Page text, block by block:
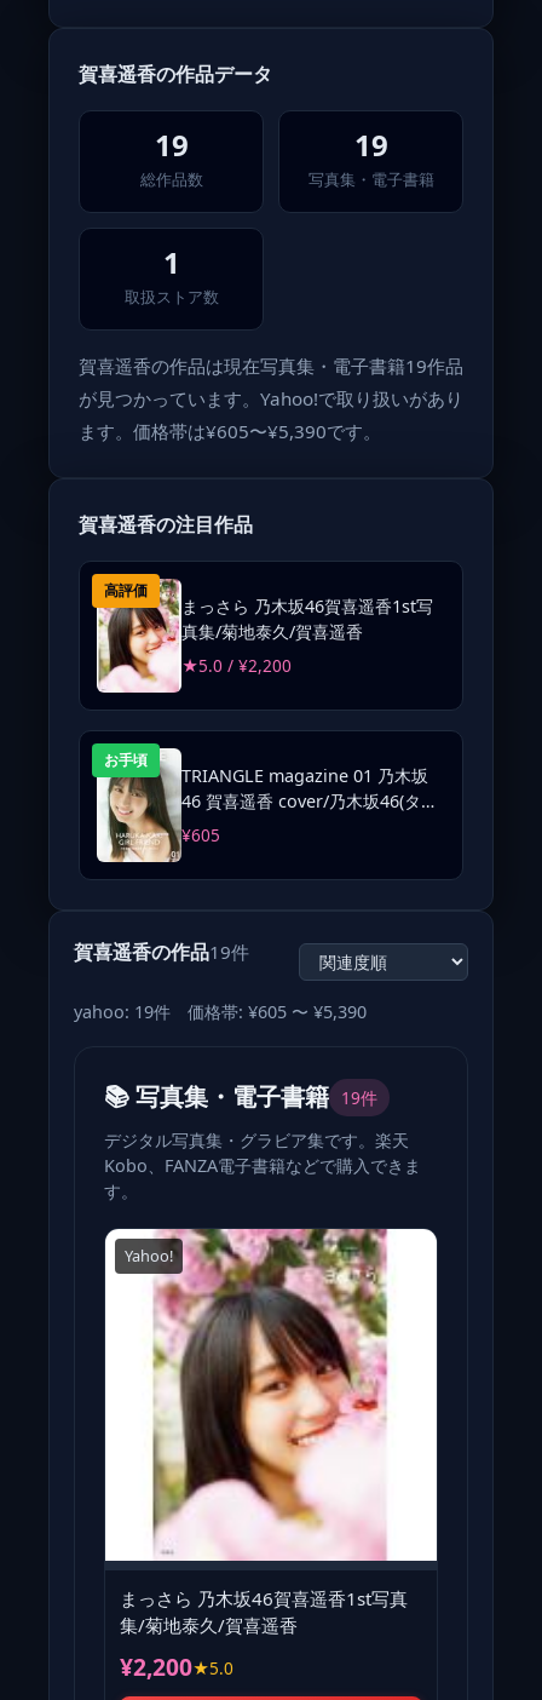
賀喜遥香の作品データ
19
総作品数
19
写真集・電子書籍
1
取扱ストア数
賀喜遥香の作品は現在写真集・電子書籍19作品
が見つかっています。Yahoo!で取り扱いがあり
ます。価格帯は¥605〜¥5,390です。
賀喜遥香の注目作品
高評価
まっさら 乃木坂46賀喜遥香1st写
真集/菊地泰久/賀喜遥香
★5.0 / ¥2,200
お手頃
TRIANGLE magazine 01 乃木坂
46 賀喜遥香 cover/乃木坂46(タレ
ント)
¥605
賀喜遥香の作品19件
yahoo: 19件 価格帯: ¥605 〜 ¥5,390
📚 写真集・電子書籍 19件
デジタル写真集・グラビア集です。楽天
Kobo、FANZA電子書籍などで購入できま
す。
Yahoo!
まっさら 乃木坂46賀喜遥香1st写真
集/菊地泰久/賀喜遥香
¥2,200★5.0